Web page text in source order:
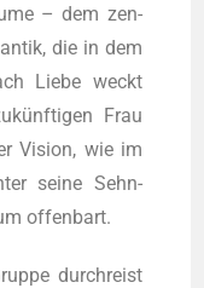
– dem zen­
die in dem
Lie­be weckt
Frau
Visi­on, wie im
sei­ne Sehn­
offenbart.
durch­reist